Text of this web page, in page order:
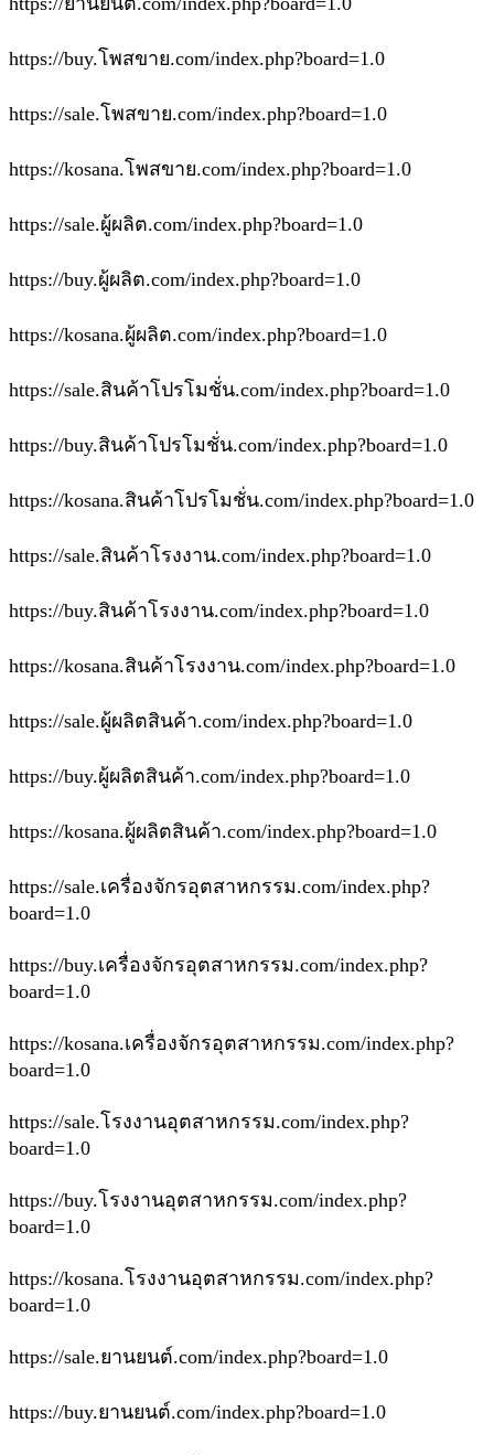
https://buy.โพสขาย.com/index.php?board=1.0
https://sale.โพสขาย.com/index.php?board=1.0
https://kosana.โพสขาย.com/index.php?board=1.0
https://sale.ผู้ผลิต.com/index.php?board=1.0
https://buy.ผู้ผลิต.com/index.php?board=1.0
https://kosana.ผู้ผลิต.com/index.php?board=1.0
https://sale.สินค้าโปรโมชั่น.com/index.php?board=1.0
https://buy.สินค้าโปรโมชั่น.com/index.php?board=1.0
https://kosana.สินค้าโปรโมชั่น.com/index.php?board=1.0
https://sale.สินค้าโรงงาน.com/index.php?board=1.0
https://buy.สินค้าโรงงาน.com/index.php?board=1.0
https://kosana.สินค้าโรงงาน.com/index.php?board=1.0
https://sale.ผู้ผลิตสินค้า.com/index.php?board=1.0
https://buy.ผู้ผลิตสินค้า.com/index.php?board=1.0
https://kosana.ผู้ผลิตสินค้า.com/index.php?board=1.0
https://sale.เครื่องจักรอุตสาหกรรม.com/index.php?
board=1.0
https://buy.เครื่องจักรอุตสาหกรรม.com/index.php?
board=1.0
https://kosana.เครื่องจักรอุตสาหกรรม.com/index.php?
board=1.0
https://sale.โรงงานอุตสาหกรรม.com/index.php?
board=1.0
https://buy.โรงงานอุตสาหกรรม.com/index.php?
board=1.0
https://kosana.โรงงานอุตสาหกรรม.com/index.php?
board=1.0
https://sale.ยานยนต์.com/index.php?board=1.0
https://buy.ยานยนต์.com/index.php?board=1.0